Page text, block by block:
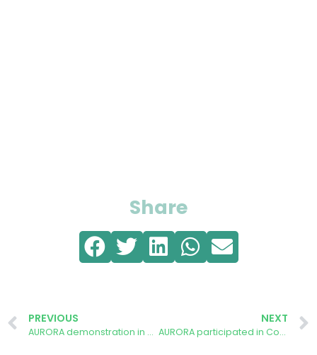
Share
PREVIOUS
AURORA demonstration in Aarhus Chosen as Case Study for EU Project
NEXT
AURORA participated in Co-Design Actionable Green Ideas workshop